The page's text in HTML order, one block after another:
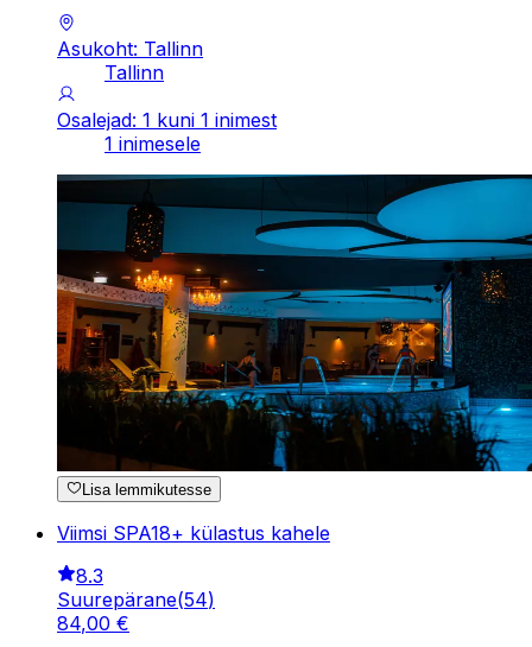
Asukoht: Tallinn
Tallinn
Osalejad: 1 kuni 1 inimest
1 inimesele
Lisa lemmikutesse
Viimsi SPA18+ külastus kahele
8.3
Suurepärane(54)
84,00 €